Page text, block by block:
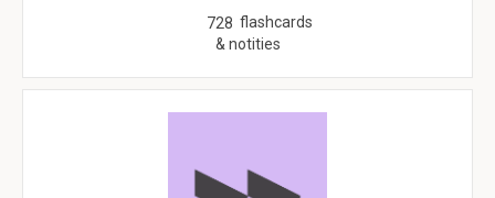
728 flashcards
& notities